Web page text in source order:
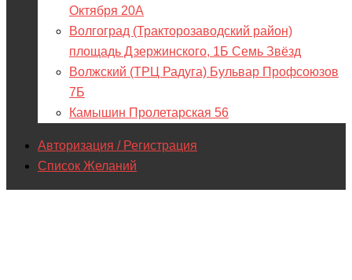
Октября 20А
Волгоград (Тракторозаводский район)
площадь Дзержинского, 1Б Семь Звёзд
Волжский (ТРЦ Радуга) Бульвар Профсоюзов
7Б
Камышин Пролетарская 56
Авторизация / Регистрация
Список Желаний